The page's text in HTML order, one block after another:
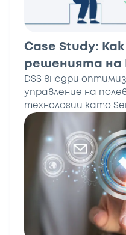
Case Study:
решенията на
управлението
услуги?
DSS внедри
управление на
технологии като